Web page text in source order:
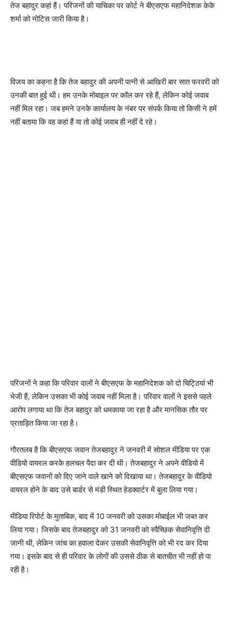
तेज बहादुर कहां हैं। परिजनों की याचिका पर कोर्ट ने बीएसएफ महानिदेशक केके
शर्मा को नोटिस जारी किया है।
विजय का कहना है कि तेज बहादुर की अपनी पत्नी से आखिरी बार सात फरवरी को
उनकी बात हुई थी। हम उनके मोबाइल पर कॉल कर रहे हैं, लेकिन कोई जवाब
नहीं मिल रहा। जब हमने उनके कार्यालय के नंबर पर संपर्क किया तो किसी ने हमें
नहीं बताया कि वह कहां हैं या तो कोई जवाब ही नहीं दे रहे।
परिजनों ने कहा कि परिवार वालों ने बीएसएफ के महानिदेशक को दो चिट्ठियां भी
भेजी हैं, लेकिन उसका भी कोई जवाब नहीं मिला है। परिवार वालों ने इससे पहले
आरोप लगाया था कि तेज बहादुर को धमकाया जा रहा है और मानसिक तौर पर
प्रताड़ित किया जा रहा है।
गौरतलब है कि बीएसएफ जवान तेजबहादुर ने जनवरी में सोशल मीडिया पर एक
वीडियो वायरल करके हलचल पैदा कर दी थी। तेजबहादुर ने अपने वीडियो में
बीएसएफ जवानों को दिए जाने वाले खाने को दिखाया था। तेजबहादुर के वीडियो
वायरल होने के बाद उसे बार्डर से मंडी स्थित हेडक्वार्टर में बुला लिया गया।
मीडिया रिपोर्ट के मुताबिक, बाद में 10 जनवरी को उसका मोबाईल भी जब्त कर
लिया गया। जिसके बाद तेजबहादुर को 31 जनवरी को स्वैच्छिक सेवानिवृत्ति दी
जानी थी, लेकिन जांच का हवाला देकर उसकी सेवानिवृत्ति को भी रद कर दिया
गया। इसके बाद से ही परिवार के लोगों की उससे ठीक से बातचीत भी नहीं हो पा
रही है।